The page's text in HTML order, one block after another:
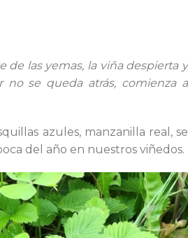
de las yemas, la viña despierta y
no se queda atrás, comienza a
azules, manzanilla real, se
del año en nuestros viñedos.